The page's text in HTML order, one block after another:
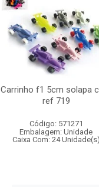
Carrinho f1 5cm solapa
ref 719
Código: 571271
Embalagem: Unidade
Caixa Com: 24 Unidade(s)